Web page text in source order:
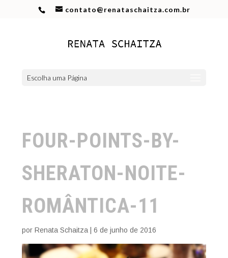
contato@renataschaitza.com.br
Escolha uma Página
FOUR-POINTS-BY-
SHERATON-NOITE-
ROMÂNTICA-11
por Renata Schaitza| 6 de junho de 2016